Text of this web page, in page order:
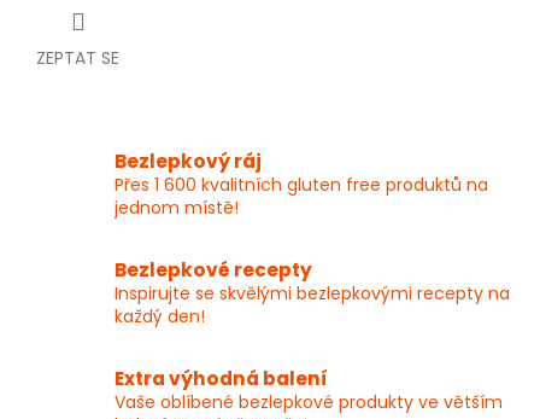
ZEPTAT SE
Bezlepkový ráj
Přes 1 600 kvalitních gluten free produktů na
jednom místě!
Bezlepkové recepty
Inspirujte se skvělými bezlepkovými recepty na
každý den!
Extra výhodná balení
Vaše oblíbené bezlepkové produkty ve větším